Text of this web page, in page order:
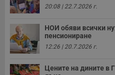
20:08 | 22.7.2026 г.
НОИ обяви всички
пенсиониране
12:26 | 20.7.2026 г.
Цените на дините в